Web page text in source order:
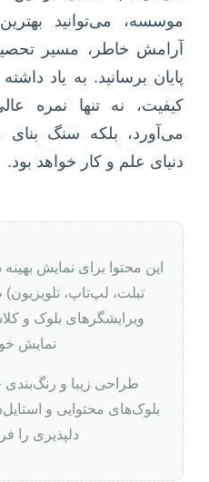
موسسه، می‌توانید
آرامش خاطر، مسیر
پایان برسانید. به یاد
کیفیت، نه تنها نمره
می‌آورد، بلکه سنگ
دنیای علم و کار خواهد بود.
این محتوا برای نمایش بهینه
تبلت، لپ‌تاپ،
ویرایشگرهای بلوک و
نمایش
طراحی زیبا و رنگ‌بندی
بلوک‌های محتوایی و
دلپذیری را